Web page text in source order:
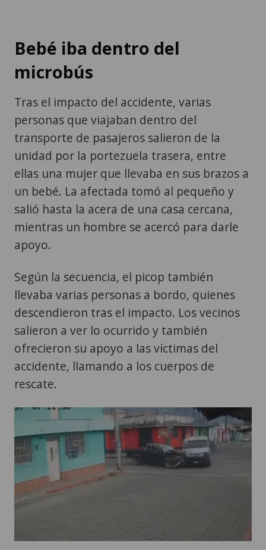
Bebé iba dentro del
microbús
Tras el impacto del accidente, varias
personas que viajaban dentro del
transporte de pasajeros salieron de la
unidad por la portezuela trasera, entre
ellas una mujer que llevaba en sus brazos a
un bebé. La afectada tomó al pequeño y
salió hasta la acera de una casa cercana,
mientras un hombre se acercó para darle
apoyo.
Según la secuencia, el picop también
llevaba varias personas a bordo, quienes
descendieron tras el impacto. Los vecinos
salieron a ver lo ocurrido y también
ofrecieron su apoyo a las víctimas del
accidente, llamando a los cuerpos de
rescate.